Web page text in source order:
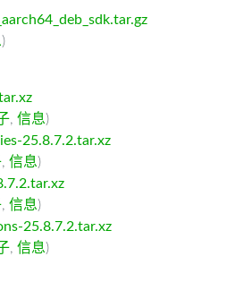
)
, 信息)
25.8.7.2.tar.xz
, 信息)
, 信息)
25.8.7.2.tar.xz
, 信息)